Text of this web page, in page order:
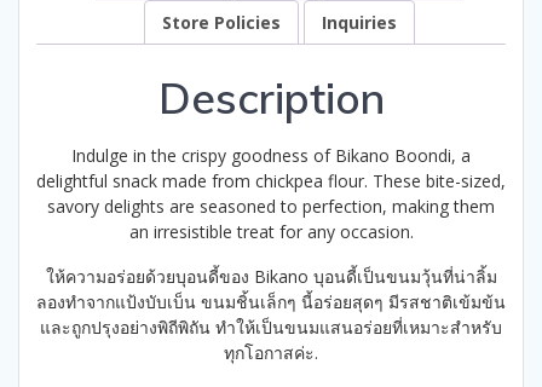
Store Policies
Inquiries
Description
Indulge in the crispy goodness of Bikano Boondi, a
delightful snack made from chickpea flour. These bite-sized,
savory delights are seasoned to perfection, making them
an irresistible treat for any occasion.
ให้ความอร่อยด้วยบุอนดี้ของ Bikano บุอนดี้เป็นขนมวุ้นที่น่าลิ้ม
ลองทำจากแป้งบับเบ็น ขนมชิ้นเล็กๆ นี้อร่อยสุดๆ มีรสชาติเข้มข้น
และถูกปรุงอย่างพิถีพิถัน ทำให้เป็นขนมแสนอร่อยที่เหมาะสำหรับ
ทุกโอกาสค่ะ.